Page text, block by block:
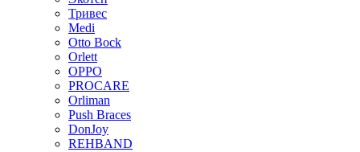
Тривес
Medi
Otto Bock
Orlett
OPPO
PROCARE
Orliman
Push Braces
DonJoy
REHBAND